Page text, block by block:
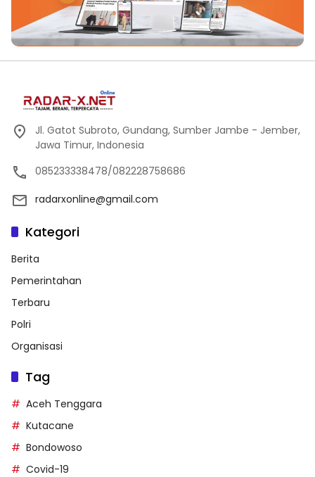
Jl. Gatot Subroto, Gundang, Sumber Jambe - Jember,
Jawa Timur, Indonesia
085233338478/082228758686
radarxonline@gmail.com
Kategori
Berita
Pemerintahan
Terbaru
Polri
Organisasi
Tag
Aceh Tenggara
Kutacane
Bondowoso
Covid-19